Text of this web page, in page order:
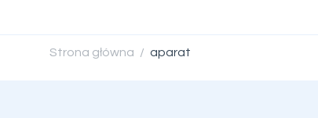
Strona główna / aparat